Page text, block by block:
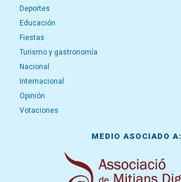
Deportes
Educación
Fiestas
Turismo y gastronomía
Nacional
Internacional
Opinión
Votaciones
MEDIO ASOCIADO A: